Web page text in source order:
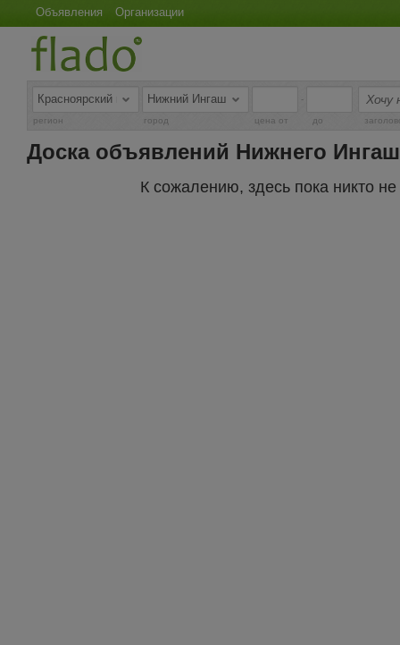
Объявления Организации
-
регион город цена от до
Доска объявлений Нижнего
К сожалению, здесь пока никто